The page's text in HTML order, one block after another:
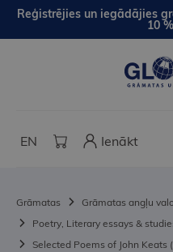
Reģistrējies un iegādājies
10
EN Ienākt
Grāmatas Grāmatas angļu
Poetry, Literary essays &
Selected Poems of John